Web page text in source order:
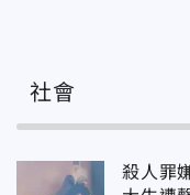
社會
殺人罪